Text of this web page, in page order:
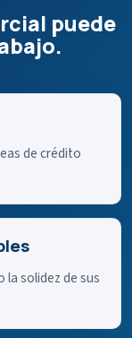
puede
de crédito
la solidez de sus